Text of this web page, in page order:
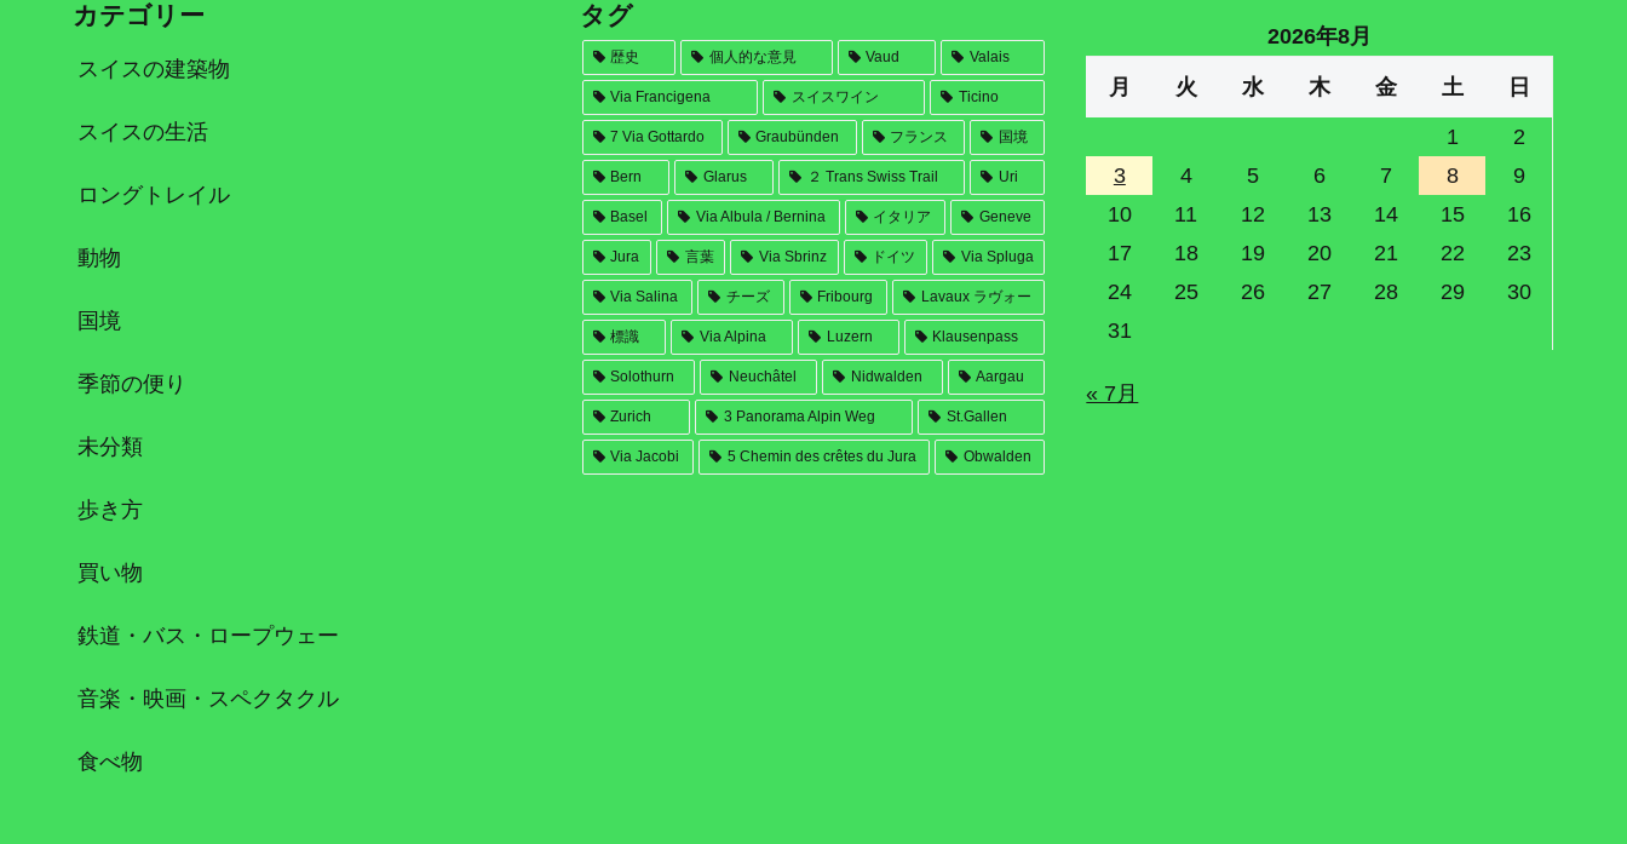
カテゴリー
スイスの建築物
スイスの生活
ロングトレイル
動物
国境
季節の便り
未分類
歩き方
買い物
鉄道・バス・ロープウェー
音楽・映画・スペクタクル
食べ物
タグ
歴史 個人的な意見 Vaud Valais
Via Francigena スイスワイン Ticino
7 Via Gottardo Graubünden フランス 国境
Bern Glarus ２ Trans Swiss Trail Uri
Basel Via Albula / Bernina イタリア Geneve
Jura 言葉 Via Sbrinz ドイツ Via Spluga
Via Salina チーズ Fribourg Lavaux ラヴォー
標識 Via Alpina Luzern Klausenpass
Solothurn Neuchâtel Nidwalden Aargau
Zurich 3 Panorama Alpin Weg St.Gallen
Via Jacobi 5 Chemin des crêtes du Jura Obwalden
2026年8月
月 火 水 木 金 土 日
1
2
3
4 5 6 7 8
9
10
11 12 13 14 15
16
17
18 19 20 21 22
23
24
25 26 27 28 29
30
31
« 7月